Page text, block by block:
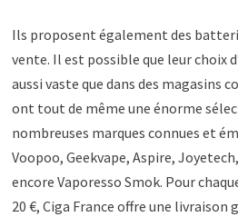
Ils proposent également des
vente. Il est possible que leur choix
aussi vaste que dans des magasins
ont tout de même une énorme
nombreuses marques connues et
Voopoo, Geekvape, Aspire,
encore Vaporesso Smok. Pour
20 €, Ciga France offre une livraison